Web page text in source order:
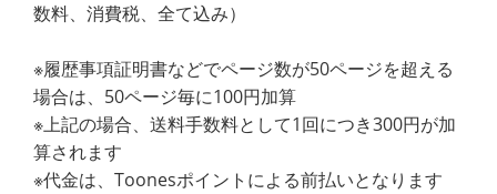
数料、消費税、全て込み）
※履歴事項証明書などでページ数が50ページを超える
場合は、50ページ毎に100円加算
※上記の場合、送料手数料として1回につき300円が加
算されます
※代金は、Toonesポイントによる前払いとなります